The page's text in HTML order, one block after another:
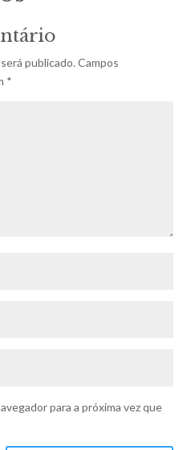
publicado. Campos
*
para a próxima vez que